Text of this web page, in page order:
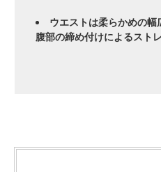
ウエストは柔らかめの幅
腹部の締め付けによるスト